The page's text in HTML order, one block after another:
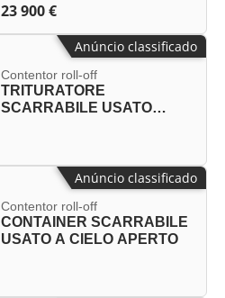
23 900 €
Contentor roll-off
TRITURATORE
SCARRABILE USATO
Anúncio classificado
Contentor roll-off
CONTAINER SCARRABILE
USATO A CIELO APERTO
Anúncio classificado